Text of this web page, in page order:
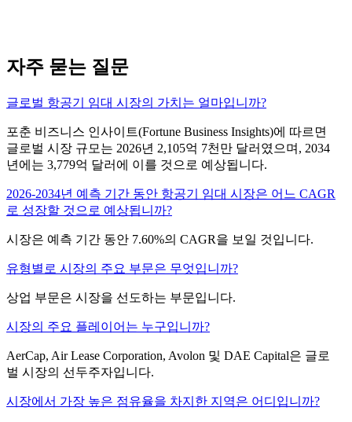
자주 묻는 질문
글로벌 항공기 임대 시장의 가치는 얼마입니까?
포춘 비즈니스 인사이트(Fortune Business Insights)에 따르면
글로벌 시장 규모는 2026년 2,105억 7천만 달러였으며, 2034
년에는 3,779억 달러에 이를 것으로 예상됩니다.
2026-2034년 예측 기간 동안 항공기 임대 시장은 어느 CAGR
로 성장할 것으로 예상됩니까?
시장은 예측 기간 동안 7.60%의 CAGR을 보일 것입니다.
유형별로 시장의 주요 부문은 무엇입니까?
상업 부문은 시장을 선도하는 부문입니다.
시장의 주요 플레이어는 누구입니까?
AerCap, Air Lease Corporation, Avolon 및 DAE Capital은 글로
벌 시장의 선두주자입니다.
시장에서 가장 높은 점유율을 차지한 지역은 어디입니까?